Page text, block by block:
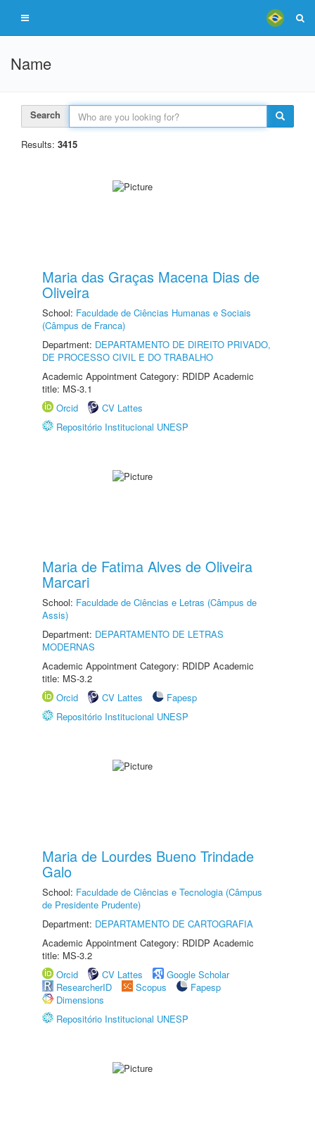
Name
Search
Results: 3415
Maria das Graças Macena Dias de
Oliveira
School: Faculdade de Ciências Humanas e Sociais
(Câmpus de Franca)
Department: DEPARTAMENTO DE DIREITO PRIVADO,
DE PROCESSO CIVIL E DO TRABALHO
Academic Appointment Category: RDIDP Academic
title: MS-3.1
Orcid
CV Lattes
Repositório Institucional UNESP
Maria de Fatima Alves de Oliveira
Marcari
School: Faculdade de Ciências e Letras (Câmpus de
Assis)
Department: DEPARTAMENTO DE LETRAS
MODERNAS
Academic Appointment Category: RDIDP Academic
title: MS-3.2
Orcid
CV Lattes
Fapesp
Repositório Institucional UNESP
Maria de Lourdes Bueno Trindade
Galo
School: Faculdade de Ciências e Tecnologia (Câmpus
de Presidente Prudente)
Department: DEPARTAMENTO DE CARTOGRAFIA
Academic Appointment Category: RDIDP Academic
title: MS-3.2
Orcid
CV Lattes
Google Scholar
ResearcherID
Scopus
Fapesp
Dimensions
Repositório Institucional UNESP